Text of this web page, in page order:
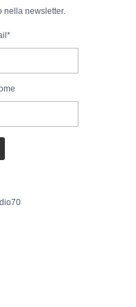
nella newsletter.